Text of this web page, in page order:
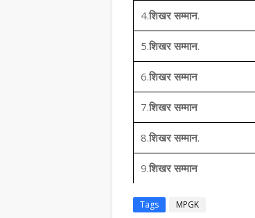
4.शिखर सम्मान.
5.शिखर सम्मान.
6.शिखर सम्मान
7.शिखर सम्मान
8.शिखर सम्मान.
9.शिखर सम्मान
Tags MPGK